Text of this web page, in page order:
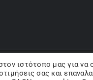
ιστότοπo μας για να
σας και